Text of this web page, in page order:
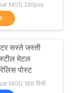
87
MOQ:200pcs
सस्ते जस्ती
मेटल
पोस्ट
MOQ:500 पीसी